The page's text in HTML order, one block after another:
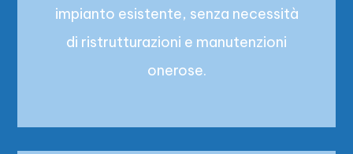
impianto esistente, senza necessità
di ristrutturazioni e manutenzioni
onerose.